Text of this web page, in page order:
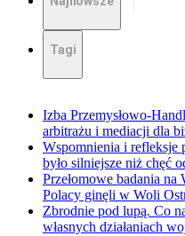
Tagi
Izba Przemysłowo-
arbitrażu i mediacji dla
Wspomnienia i refleksje
było silniejsze niż chęć
Przełomowe badania
Polacy ginęli w Woli
Zbrodnie pod lupą. Co
własnych działaniach